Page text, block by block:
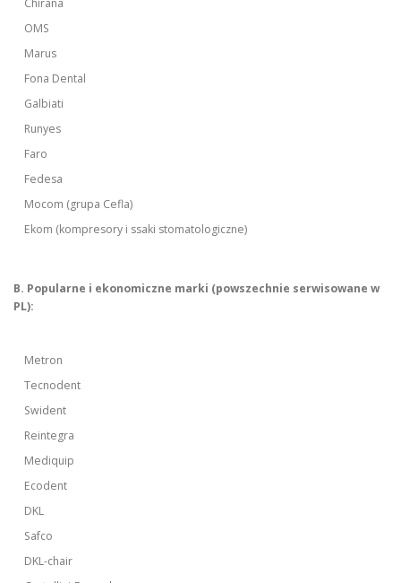
Chirana
OMS
Marus
Fona Dental
Galbiati
Runyes
Faro
Fedesa
Mocom (grupa Cefla)
Ekom (kompresory i ssaki stomatologiczne)
B. Popularne i ekonomiczne marki (powszechnie serwisowane w
PL):
Metron
Tecnodent
Swident
Reintegra
Mediquip
Ecodent
DKL
Safco
DKL-chair